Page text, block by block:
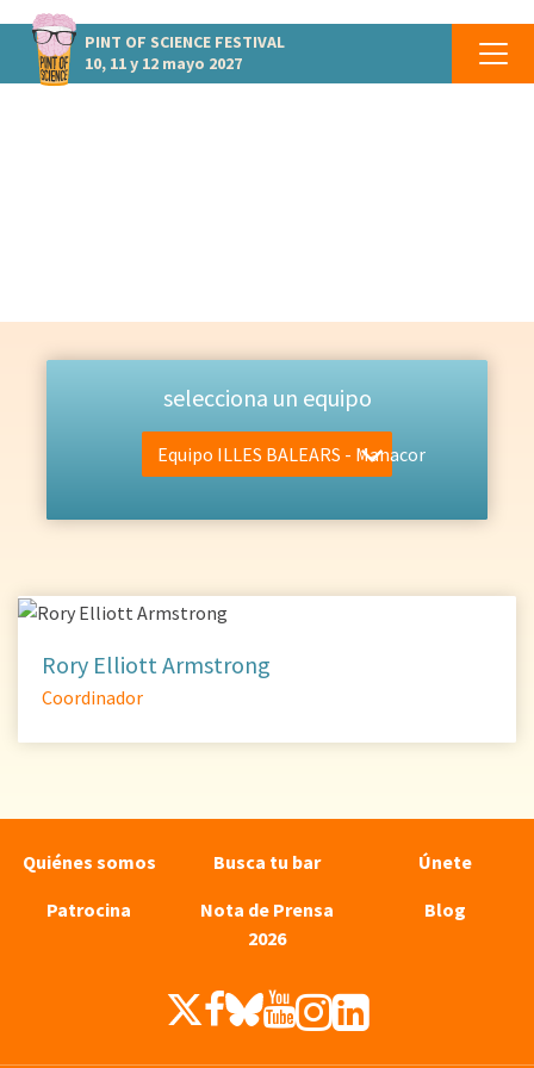
PINT OF SCIENCE FESTIVAL
10, 11 y 12 mayo 2027
selecciona un equipo
Equipo ILLES BALEARS - Manacor
Rory Elliott Armstrong
Coordinador
Quiénes somos Busca tu bar
Únete
Patrocina
Nota de Prensa
2026
Blog